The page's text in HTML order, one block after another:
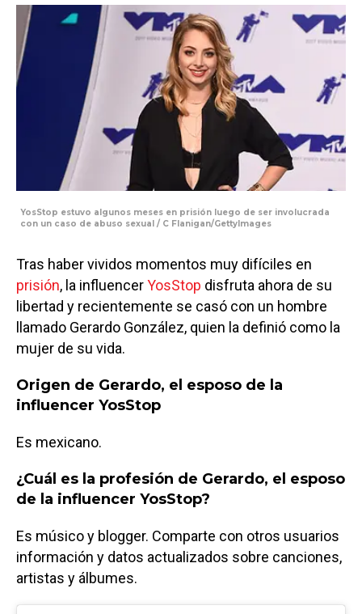
YosStop estuvo algunos meses en prisión luego de ser involucrada
con un caso de abuso sexual / C Flanigan/GettyImages
Tras haber vividos momentos muy difíciles en
prisión, la influencerYosStop disfruta ahora de su
libertad y recientemente se casó con un hombre
llamado Gerardo González, quien la definió como la
mujer de su vida.
Origen de Gerardo, el esposo de la
influencer YosStop
Es mexicano.
¿Cuál es la profesión de Gerardo, el esposo
de la influencer YosStop?
Es músico y blogger. Comparte con otros usuarios
información y datos actualizados sobre canciones,
artistas y álbumes.